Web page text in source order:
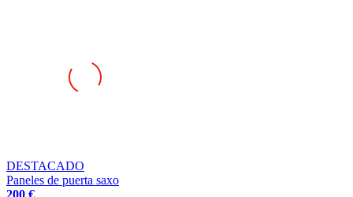
DESTACADO
Paneles de puerta saxo
200 €